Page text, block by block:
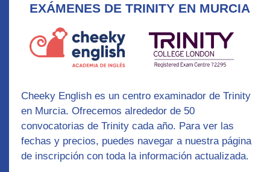
EXÁMENES DE TRINITY EN MURCIA
Cheeky English es un centro examinador de Trinity
en Murcia. Ofrecemos alrededor de 50
convocatorias de Trinity cada año. Para ver las
fechas y precios, puedes navegar a nuestra página
de inscripción con toda la información actualizada.